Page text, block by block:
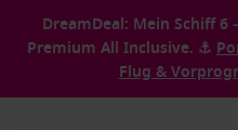
DreamDeal: Mein Schiff
Premium All Inclusive. ⚓
Flug &